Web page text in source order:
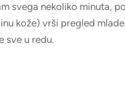
svega nekoliko minuta,
kože) vrši pregled
sve u redu.